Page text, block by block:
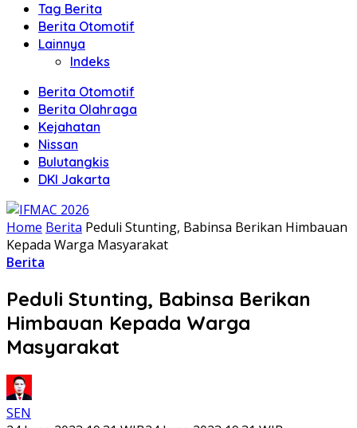
Tag Berita
Berita Otomotif
Lainnya
Indeks
Berita Otomotif
Berita Olahraga
Kejahatan
Nissan
Bulutangkis
DKI Jakarta
Home Berita Peduli Stunting, Babinsa Berikan Himbauan
Kepada Warga Masyarakat
Berita
Peduli Stunting, Babinsa Berikan
Himbauan Kepada Warga
Masyarakat
SEN